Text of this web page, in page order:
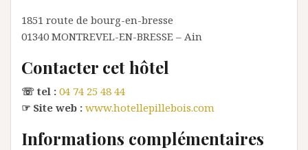
1851 route de bourg-en-bresse
01340 MONTREVEL-EN-BRESSE – Ain
Contacter cet hôtel
☏ tel : 04 74 25 48 44
☞ Site web : www.hotellepillebois.com
Informations complémentaires